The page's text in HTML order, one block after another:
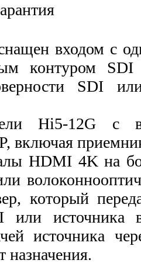
входом с
контуром SDI
SDI
Hi5-12G с
включая
HDMI 4K на
который
или источника
источника
назначения.